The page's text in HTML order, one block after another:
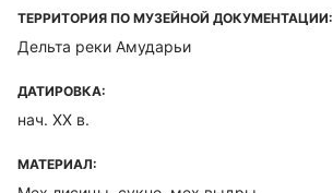
ТЕРРИТОРИЯ ПО МУЗЕЙНОЙ ДОКУМЕНТАЦИИ:
Дельта реки Амударьи
ДАТИРОВКА:
нач. XX в.
МАТЕРИАЛ: